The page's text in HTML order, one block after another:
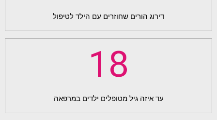
דירוג הורים שחוזרים עם הילד לטיפול
18
עד איזה גיל מטופלים ילדים במרפאה